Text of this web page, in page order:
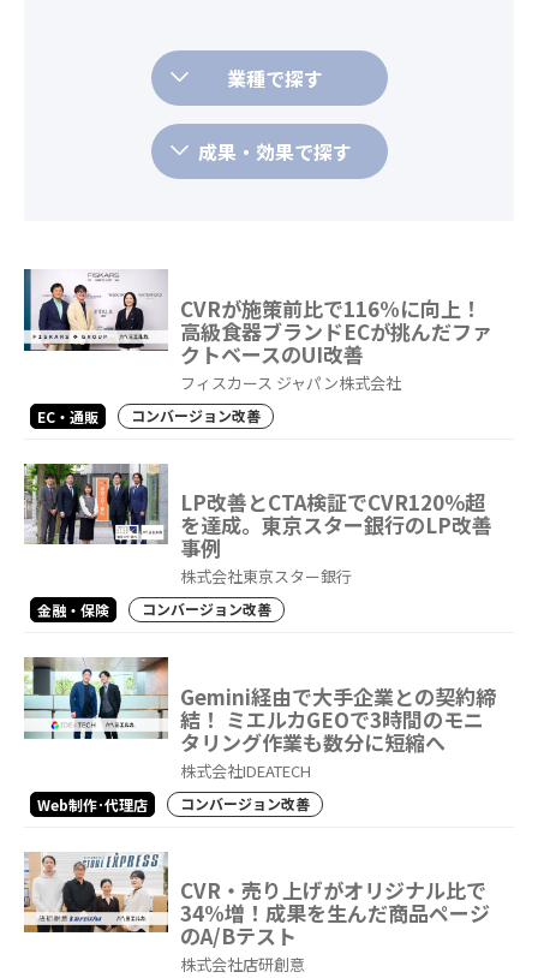
業種で探す
成果・効果で探す
CVRが施策前比で116%に向上！
高級食器ブランドECが挑んだファ
クトベースのUI改善
フィスカース ジャパン株式会社
EC・通販 コンバージョン改善
LP改善とCTA検証でCVR120％超
を達成。東京スター銀行のLP改善
事例
株式会社東京スター銀行
金融・保険 コンバージョン改善
Gemini経由で大手企業との契約締
結！ ミエルカGEOで3時間のモニ
タリング作業も数分に短縮へ
株式会社IDEATECH
Web制作･代理店 コンバージョン改善
CVR・売り上げがオリジナル比で
34%増！成果を生んだ商品ページ
のA/Bテスト
株式会社店研創意